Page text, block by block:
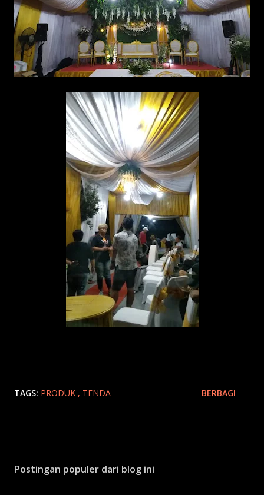
TAGS: PRODUK TENDA BERBAGI
Postingan populer dari blog ini